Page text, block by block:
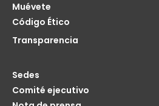
Muévete
Código Ético
Transparencia
Sedes
Comité ejecutivo